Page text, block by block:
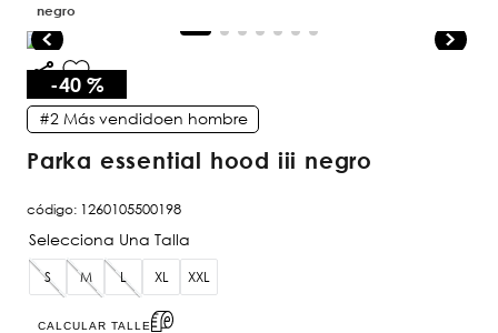
negro
-40 %
#2 Más vendidoen hombre
parka essential hood iii negro
código: 1260105500198
S M L XL XXL
CALCULAR TALLE